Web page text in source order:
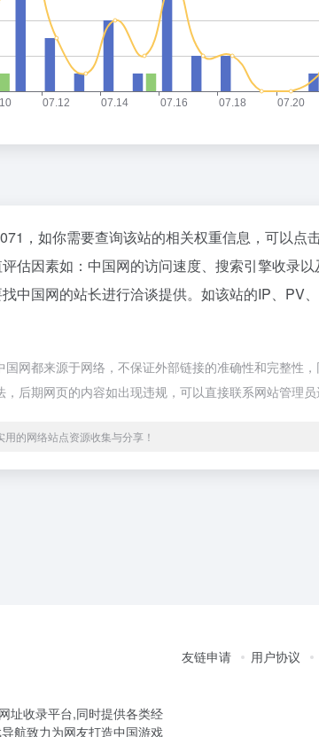
，如你需要查询该站的相关权重信息，可以点
估因素如：中国网的访问速度、搜索引擎收录
中国网的站长进行洽谈提供。如该站的IP、PV、
网都来源于网络，不保证外部链接的准确性和完整
后期网页的内容如出现违规，可以直接联系网站管理
的网络站点资源收集与分享！
址收录平台,同时提供各类经
航致力为网友打造中国游戏
友链申请 用户协议